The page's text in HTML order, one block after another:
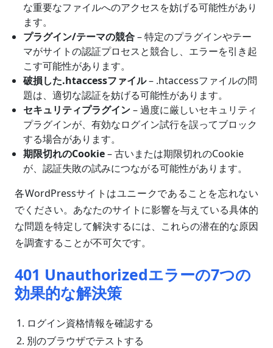
な重要なファイルへのアクセスを妨げる可能性があり
ます。
プラグイン/テーマの競合– 特定のプラグインやテー
マがサイトの認証プロセスと競合し、エラーを引き起
こす可能性があります。
破損した.htaccessファイル– .htaccessファイルの問
題は、適切な認証を妨げる可能性があります。
セキュリティプラグイン– 過度に厳しいセキュリティ
プラグインが、有効なログイン試行を誤ってブロック
する場合があります。
期限切れのCookie– 古いまたは期限切れのCookie
が、認証失敗の試みにつながる可能性があります。
各WordPressサイトはユニークであることを忘れない
でください。あなたのサイトに影響を与えている具体的
な問題を特定して解決するには、これらの潜在的な原因
を調査することが不可欠です。
401 Unauthorizedエラーの7つの
効果的な解決策
ログイン資格情報を確認する
別のブラウザでテストする